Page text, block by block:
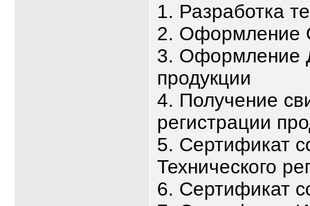
1. Разработка
2. Оформление
3. Оформление
продукции
4. Получение
регистрации
5. Сертификат
Технического
6. Сертификат